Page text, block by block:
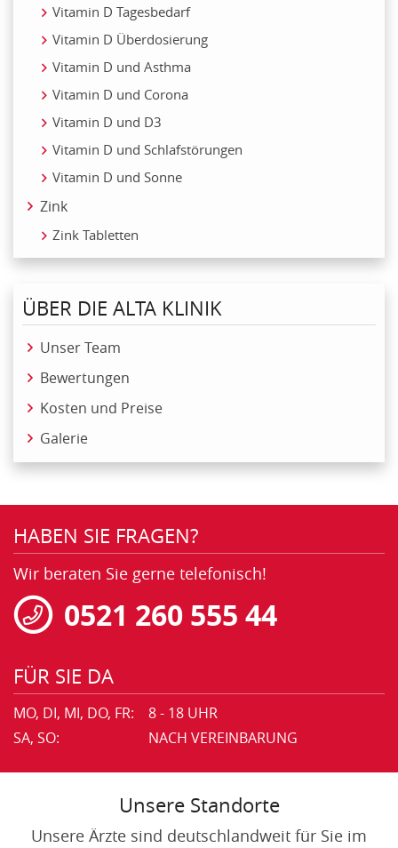
Vitamin D Tagesbedarf
Vitamin D Überdosierung
Vitamin D und Asthma
Vitamin D und Corona
Vitamin D und D3
Vitamin D und Schlafstörungen
Vitamin D und Sonne
Zink
Zink Tabletten
ÜBER DIE ALTA KLINIK
Unser Team
Bewertungen
Kosten und Preise
Galerie
HABEN SIE FRAGEN?
Wir beraten Sie gerne telefonisch!
0521 260 555 44
FÜR SIE DA
MO, DI, MI, DO, FR:
8 - 18 UHR
SA, SO:
NACH VEREINBARUNG
Unsere Standorte
Unsere Ärzte sind deutschlandweit für Sie im